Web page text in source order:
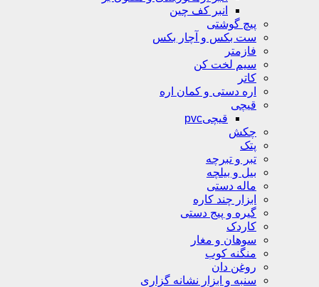
انبر کف چین
پیچ گوشتی
ست بکس و آچار بکس
فازمتر
سیم لخت کن
کاتر
اره دستی و کمان اره
قیچی
قیچیpvc
چکش
پتک
تبر و تبرچه
بیل و بیلچه
ماله دستی
ابزار چند کاره
گیره و پیج دستی
کاردک
سوهان و مغار
منگنه کوب
روغن دان
سنبه و ابزار نشانه گزاری